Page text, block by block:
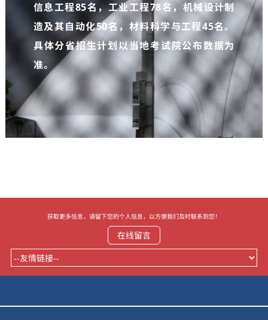
信息工程85名，工业工程78名，机械设计制
造及其自动化50名，材料科学与工程45名。
具体分省招生计划以当地考试院公布数据为
准。
获取更多信息，请留下您的个人信息，以方便我们及时联系到您！
在线留言